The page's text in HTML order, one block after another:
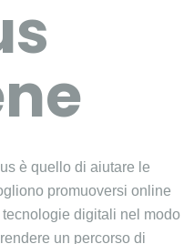
è quello di aiutare le
promuoversi online
digitali nel modo
un percorso di